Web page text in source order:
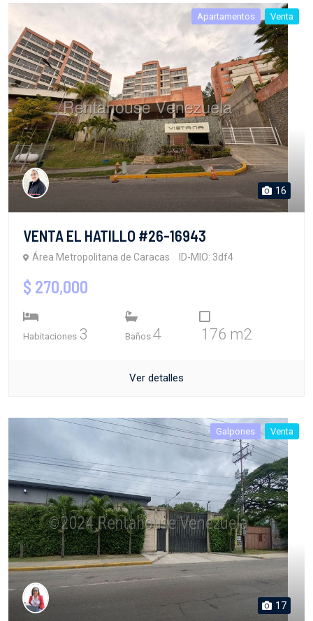
Apartamentos Venta
16
VENTA EL HATILLO #26-16943
Área Metropolitana de Caracas ID-MIO: 3df4
$ 270,000
Habitaciones 3 Baños 4 176 m2
Ver detalles
Galpones Venta
17